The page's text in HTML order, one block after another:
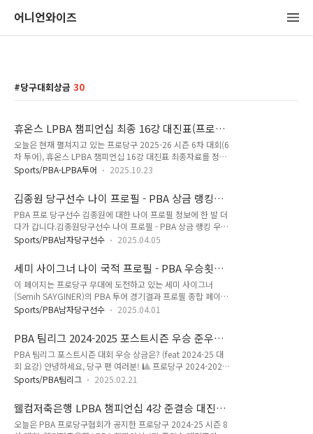
어니언와이즈
당구대회상금 30
휴온스 LPBA 챔피언십 최종 16강 대진표(프로당
구 25-26) - 스롱 피아비 vs 김다희
오늘은 현재 펼쳐지고 있는 프로당구 2025-26 시즌 6차 대회(6
차 투어), 휴온스 LPBA 챔피언십 16강 대진표 최종자료를 정리
했습니다. 휴온스 LPBA 챔피언십 32강 경기는 4전 3선승제로,
짓는 프로당구 경기방식으로 진행되었습니다. 이 경기방식은
PBA 챔피언십에 참가하는 남자 프로당구선수들이 128강과 64
강 경기에서 펼치는 방법과 같습니다. 크라운해태 LPBA 챔피언
십 2025 한가위 결승 경기결과 - 우승 김가영, 준우승 임경진 크
라운해태 LPBA 챔피언십 2025 한가위 결승 경기결과 - 우승 김
한 프로당구 2025-26 시즌 5차 대회, 크라운해태 LPB..
Sports/PBA-LPBA투어 2025.10.23
김종원 당구선수 나이 프로필 - PBA 상금 랭킹
우승횟수
PBA 프로 당구선수 김종원에 대한 나이 프로필 정보에 한 발 더
다가 갑니다.김종원당구선수 나이 프로필 - PBA 상금 랭킹 우승
횟수당구선수 김종원 PBA투어 경기지표 종합 페이지이 페이지
있는 김종원의 PBA투어 에버리지, 하이런, 상금 랭킹, 뱅크샷 득
점비율 BSP(%), 종합전적, 우승 횟수 등 당구지표를 총정리하
는 김종원 데이터베이스입니다. 물론 당구선수 김종원과 관계되
는 에피소드라면, 당구 외의 이야기도 포함될 수 있지만, 이곳의
모든 정보는 당구팬들을 위한 정보이며, 또한 김종원 선수를 응
으면 댓글로 알려주시면 바로 수정하도록 하겠습니다. 1. 김종
원 당구선수 PBA..
Sports/PBA남자당구선수 2025.04.05
세미 사이그너 나이 국적 프로필 - PBA 우승횟수
상금 랭킹
이 페이지는 프로당구 무대에 도전하고 있는 세미 사이그너
(Semih SAYGINER)의 PBA 투어 경기결과 프로필 종합 페이지
입니다. 세미 사이그너의 한국어 이름 표기는 세미 세이기너로도
필 - PBA 우승횟수 상금 랭킹세미 사이그너 (세이기너) 당구선
수는 2019년 6월 한국에서 여섯 번째 프로 스포츠로 프로당구
PBA투어가 출범한 이후 다섯 번째 시즌에 해당하는 프로당구
2023-24 시즌에 PBA투어 프로당구 무대에 데뷔(사이그너 데
뷔) 하였습니다. 이 페이지는 PBA투어 세미 사이그너 당구 선수
지, 하이런, PBA 경기결과, 종합전적 및 승률, PBA 상금 랭킹 순
위, 우승..
Sports/PBA남자당구선수 2025.04.01
PBA 팀리그 2024-2025 포스트시즌 우승 준우승
상금은? (feat 대회 요강)
PBA 팀리그 포스트시즌 대회 우승 상금은? (feat 2024-25 대
회 요강) 안녕하세요, 당구 팬 여러분! 🎱 프로당구 2024-2025
PBA 팀리그 포스트시즌이 드디어 막을 올립니다. 이번 시즌의
의 자존심을 건 뜨거운 대결이 고양 킨텍스 PBA 스타디움에서
진행됩니다. 🏆 📌 대회 개요대회명: 웰컴저축은행 PBA 팀리그
2024-2025 포스트시즌대회 기간: 2025년 2월 19일(수) ~ 2월
Sports/PBA팀리그 2025.02.21
웰컴저축은행 LPBA 챔피언십 4강 준결승 대진표
- 8강 경기결과(24-25시즌)
오늘은 PBA 프로당구협회가 공지한 프로당구 2024-25 시즌 8